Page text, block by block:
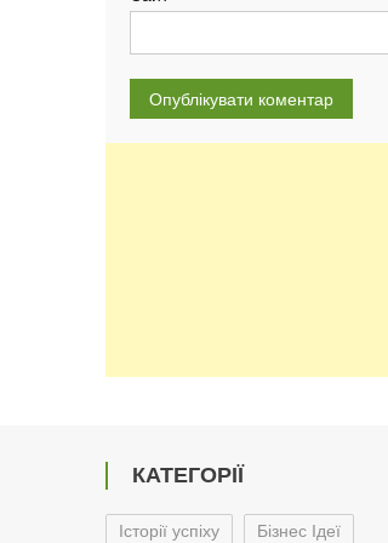
КАТЕГОРІЇ
Історії успіху Бізнес Ідеї